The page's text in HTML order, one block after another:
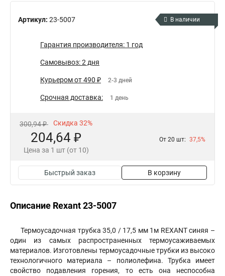
Артикул: 23-5007 В наличии
Гарантия производителя: 1 год
Самовывоз: 2 дня
Курьером от 490 ₽ 2-3 дней
Срочная доставка: 1 день
300,94 ₽ Скидка 32%
204,64 ₽
Цена за 1 шт (от 10)
От 20 шт: 37,5%
Быстрый заказ В корзину
Описание Rexant 23-5007
Термоусадочная трубка 35,0 / 17,5 мм 1м REXANT синяя –
один из самых распространенных термоусаживаемых
материалов. Изготовлены термоусадочные трубки из высоко
технологичного материала – полиолефина. Трубка имеет
свойство подавления горения, то есть она неспособна